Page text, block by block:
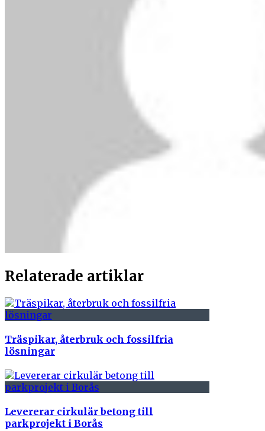
Relaterade artiklar
Träspikar, återbruk och fossilfria
lösningar
Levererar cirkulär betong till
parkprojekt i Borås